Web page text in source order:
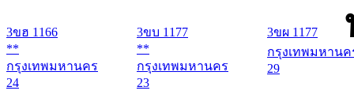
3ขฮ 1166
**
กรุงเทพมหานคร
24
3ขบ 1177
**
กรุงเทพมหานคร
23
3ขผ 1177
กรุงเทพมหานค
29